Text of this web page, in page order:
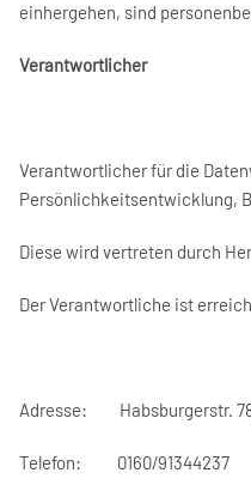
einhergehen, sind
Verantwortlicher
Verantwortlicher für die
Persönlichkeitsentwicklung,
Diese wird vertreten durch
Der Verantwortliche ist
Adresse: Habsburgerstr.
Telefon: 0160/91344237